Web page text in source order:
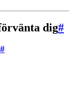
dig#
#